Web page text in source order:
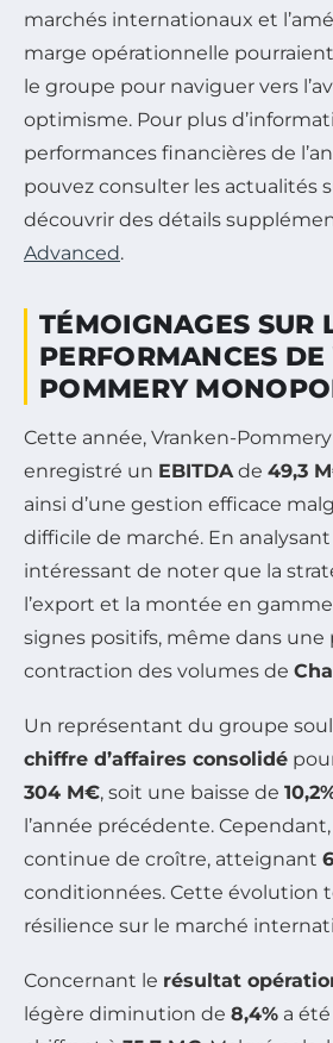
marchés internationaux et
marge opérationnelle
le groupe pour naviguer vers
optimisme. Pour plus
performances financières de
pouvez consulter les actualités
découvrir des détails
Advanced.
TÉMOIGNAGES SUR
PERFORMANCES
POMMERY
Cette année, Vranken-
enregistré un EBITDAde 49,3
ainsi d’une gestion efficace
difficile de marché. En
intéressant de noter que la
l’export et la montée en
signes positifs, même dans une
contraction des volumes de
Un représentant du groupe
chiffre d’affaires consolidé
304 M€, soit une baisse de
l’année précédente. Cependant,
continue de croître, atteignant
conditionnées. Cette évolution
résilience sur le marché
Concernant le résultat
légère diminution de 8,4% a